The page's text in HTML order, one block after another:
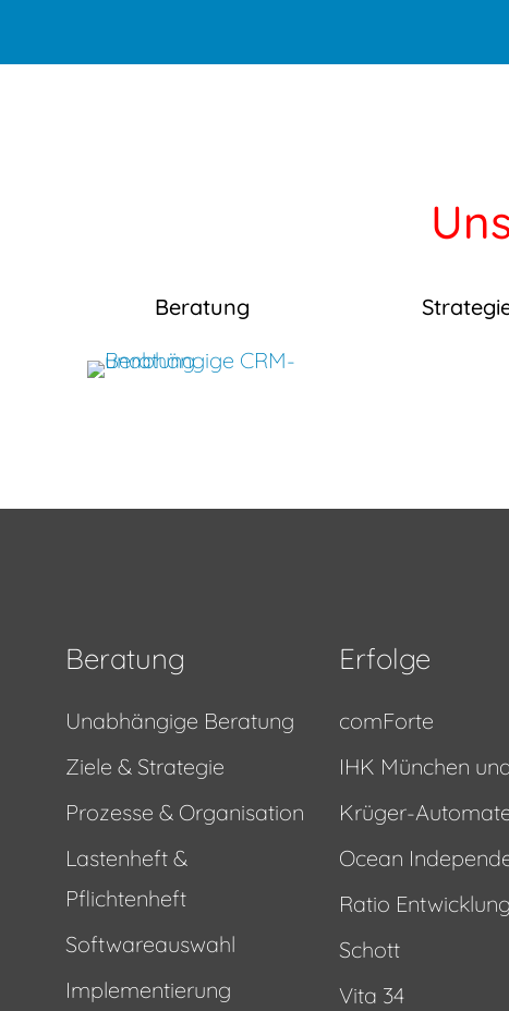
Beratung
Beratung
Unabhängige Beratung
Ziele & Strategie
Prozesse & Organisation
Lastenheft &
Pflichtenheft
Softwareauswahl
Implementierung
Erfolge
comForte
IHK München
Krüger-
Ocean
Ratio
Schott
Vita 34